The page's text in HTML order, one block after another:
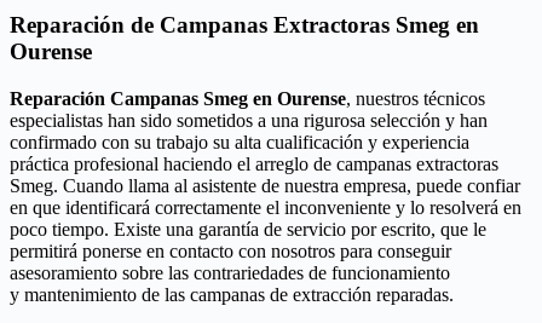
Reparación de Campanas Extractoras Smeg en
Ourense
Reparación Campanas Smeg en Ourense, nuestros técnicos
especialistas han sido sometidos a una rigurosa selección y han
confirmado con su trabajo su alta cualificación y experiencia
práctica profesional haciendo el arreglo de campanas extractoras
Smeg. Cuando llama al asistente de nuestra empresa, puede confiar
en que identificará correctamente el inconveniente y lo resolverá en
poco tiempo. Existe una garantía de servicio por escrito, que le
permitirá ponerse en contacto con nosotros para conseguir
asesoramiento sobre las contrariedades de funcionamiento
y mantenimiento de las campanas de extracción reparadas.